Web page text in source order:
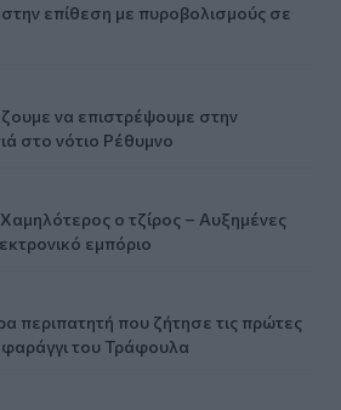
επίθεση με πυροβολισμούς σε
να επιστρέψουμε στην
στο νότιο Ρέθυμνο
ο τζίρος – Αυξημένες
εμπόριο
περιπατητή που ζήτησε τις πρώτες
του Τράφουλα